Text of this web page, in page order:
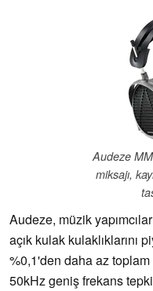
Audeze
miksajı,
Audeze, müzik
açık kulak kulaklıklarını
%0,1'den daha az
50kHz geniş frekans